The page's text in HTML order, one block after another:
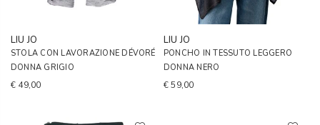
LIU JO
STOLA CON LAVORAZIONE DÉVORÉ
DONNA GRIGIO
€ 49,00
LIU JO
PONCHO IN TESSUTO LEGGERO
DONNA NERO
€ 59,00